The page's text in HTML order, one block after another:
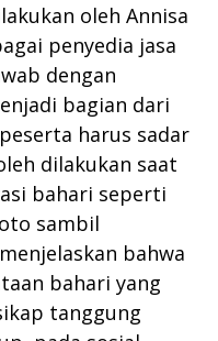
oleh Annisa
penyedia jasa
dengan
bagian dari
harus sadar
dilakukan saat
bahari seperti
sambil
bahwa
bahari yang
tanggung